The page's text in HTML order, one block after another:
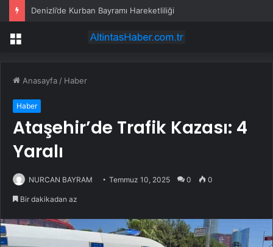
Denizli’de Kurban Bayramı Hareketliliği
Menü
Anasayfa / Haber
Haber
Ataşehir’de Trafik Kazası: 4
Yaralı
NURCAN BAYRAM Temmuz 10, 2025 0 0
Bir dakikadan az